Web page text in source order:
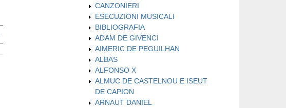
CANZONIERI
ESECUZIONI MUSICALI
BIBLIOGRAFIA
ADAM DE GIVENCI
AIMERIC DE PEGUILHAN
ALBAS
ALFONSO X
ALMUC DE CASTELNOU E ISEUT
DE CAPION
ARNAUT DANIEL